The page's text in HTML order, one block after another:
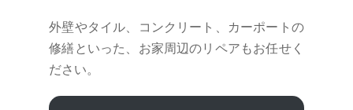
外壁やタイル、コンクリート、カーポートの
修繕といった、お家周辺のリペアもお任せく
ださい。